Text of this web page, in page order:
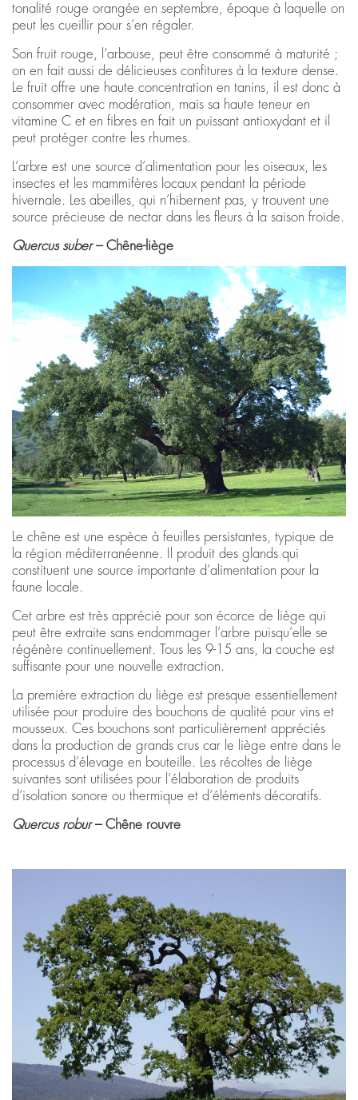
tonalité rouge orangée en septembre, époque à laquelle on
peut les cueillir pour s’en régaler.
Son fruit rouge, l’arbouse, peut être consommé à maturité ;
on en fait aussi de délicieuses confitures à la texture dense.
Le fruit offre une haute concentration en tanins, il est donc à
consommer avec modération, mais sa haute teneur en
vitamine C et en fibres en fait un puissant antioxydant et il
peut protéger contre les rhumes.
L’arbre est une source d’alimentation pour les oiseaux, les
insectes et les mammifères locaux pendant la période
hivernale. Les abeilles, qui n’hibernent pas, y trouvent une
source précieuse de nectar dans les fleurs à la saison froide.
Quercus suber– Chêne-liège
Le chêne est une espèce à feuilles persistantes, typique de
la région méditerranéenne. Il produit des glands qui
constituent une source importante d’alimentation pour la
faune locale.
Cet arbre est très apprécié pour son écorce de liège qui
peut être extraite sans endommager l’arbre puisqu’elle se
régénère continuellement. Tous les 9-15 ans, la couche est
suffisante pour une nouvelle extraction.
La première extraction du liège est presque essentiellement
utilisée pour produire des bouchons de qualité pour vins et
mousseux. Ces bouchons sont particulièrement appréciés
dans la production de grands crus car le liège entre dans le
processus d’élevage en bouteille. Les récoltes de liège
suivantes sont utilisées pour l’élaboration de produits
d’isolation sonore ou thermique et d’éléments décoratifs.
Quercus robur– Chêne rouvre